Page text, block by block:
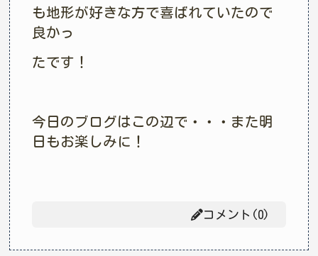
も地形が好きな方で喜ばれていたので
良かっ
たです！
今日のブログはこの辺で・・・また明
日もお楽しみに！
コメント(0)